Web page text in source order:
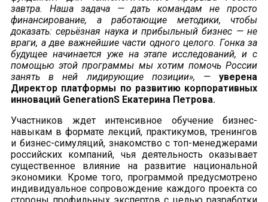
завтра. Наша задача — дать командам не просто
финансирование, а работающие методики, чтобы
доказать: серьёзная наука и прибыльный бизнес — не
враги, а две важнейшие части одного целого. Гонка за
будущее начинается уже на этапе исследований, и с
помощью этой программы мы хотим помочь России
занять в ней лидирующие позиции», — уверена
Директор платформы по развитию корпоративных
инноваций GenerationS Екатерина Петрова.
Участников ждет интенсивное обучение бизнес-
навыкам в формате лекций, практикумов, тренингов
и бизнес-симуляций, знакомство с топ-менеджерами
российских компаний, чья деятельность оказывает
существенное влияние на развитие национальной
экономики. Кроме того, программой предусмотрено
индивидуальное сопровождение каждого проекта со